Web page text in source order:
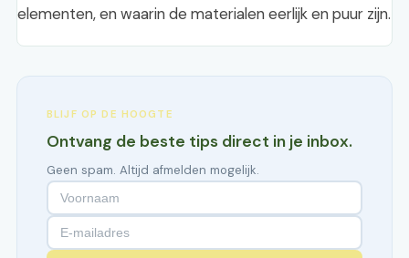
elementen, en waarin de materialen eerlijk en puur zijn.
BLIJF OP DE HOOGTE
Ontvang de beste tips direct in je inbox.
Geen spam. Altijd afmelden mogelijk.